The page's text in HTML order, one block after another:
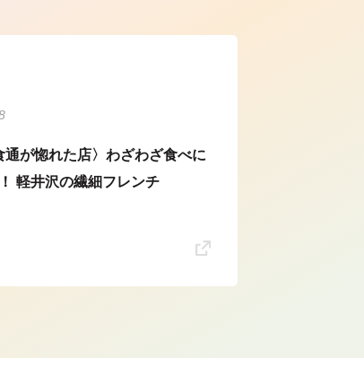
通が惚れた店〉わざわざ食べに
軽井沢の繊細フレンチ